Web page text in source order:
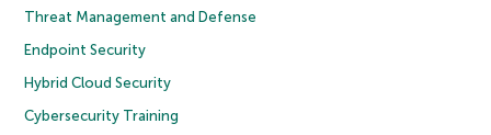
Threat Management and Defense
Endpoint Security
Hybrid Cloud Security
Cybersecurity Training